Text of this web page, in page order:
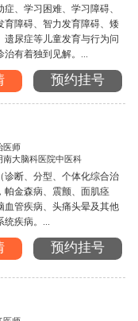
症、学习困难、学习障碍、
育障碍、智力发育障碍、矮
遗尿症等儿童发育与行为问
治有着独到见解。...
预约挂号
医师
南大脑科医院中医科
诊断、分型、个体化综合治
帕金森病、震颤、面肌痉
血管疾病、头痛头晕及其他
统疾病。...
预约挂号